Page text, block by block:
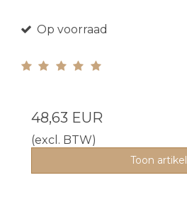
Op voorraad
48,63 EUR
(excl. BTW)
Toon artikel